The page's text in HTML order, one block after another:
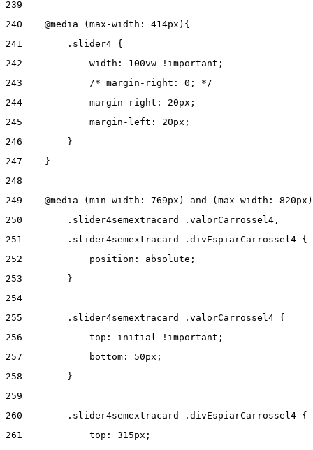
239
240
    @media (max-width: 414px){
241
        .slider4 {
242
            width: 100vw !important;
243
            /* margin-right: 0; */
244
            margin-right: 20px;
245
            margin-left: 20px;
246
        }
247
    }
248
249
@media (min-width: 769px) and (max-width:
250
        .slider4semextracard .valorCarrossel4,
251
        .slider4semextracard .divEspiarCarrossel4 {
252
            position: absolute;
253
        }
254
255
        .slider4semextracard .valorCarrossel4 {
256
            top: initial !important;
257
            bottom: 50px;
258
        }
259
260
        .slider4semextracard .divEspiarCarrossel4 {
261
            top: 315px;